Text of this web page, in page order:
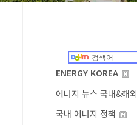
ENERGY KOREA
에너지 뉴스 국내&해외
국내 에너지 정책